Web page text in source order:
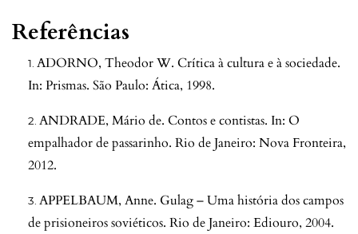
Referências
ADORNO, Theodor W. Crítica à cultura e à sociedade.
In: Prismas. São Paulo: Ática, 1998.
ANDRADE, Mário de. Contos e contistas. In: O
empalhador de passarinho. Rio de Janeiro: Nova Fronteira,
2012.
APPELBAUM, Anne. Gulag – Uma história dos campos
de prisioneiros soviéticos. Rio de Janeiro: Ediouro, 2004.